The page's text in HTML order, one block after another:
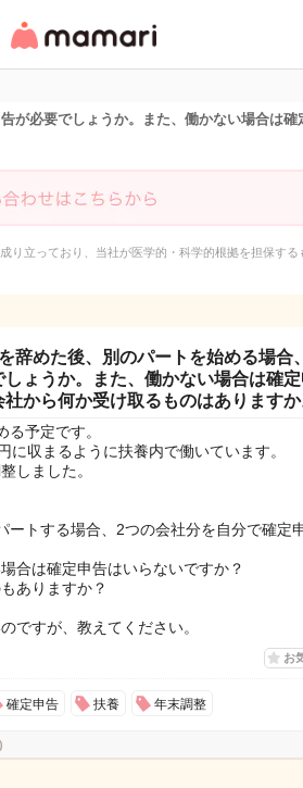
リ・情報サイト
が必要でしょうか。また、働かない場合は
り立っており、当社が医学的・科学的根拠を担保する
辞めた後、別のパートを始める場合
ょうか。また、働かない場合は確
から何か受け取るものはありますか
予定です。
に収まるように扶養内で働いています。
しました。
ートする場合、2つの会社分を自分で確定
合は確定申告はいらないですか？
ありますか？
ですが、教えてください。
お
確定申告 扶養 年末調整